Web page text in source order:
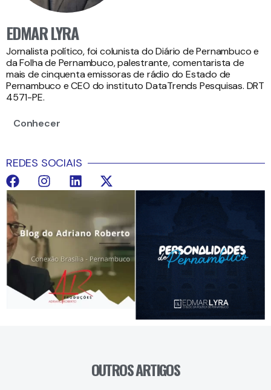
EDMAR LYRA
Jornalista político, foi colunista do Diário de Pernambuco e
da Folha de Pernambuco, palestrante, comentarista de
mais de cinquenta emissoras de rádio do Estado de
Pernambuco e CEO do instituto DataTrends Pesquisas. DRT
4571-PE.
Conhecer
REDES SOCIAIS
OUTROS ARTIGOS